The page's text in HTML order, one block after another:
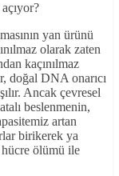
yan ürünü
olarak zaten
kaçınılmaz
doğal DNA onarıcı
Ancak çevresel
beslenmenin,
artan
birikerek ya
hücre ölümü ile